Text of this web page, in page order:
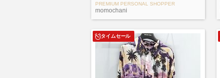
PREMIUM PERSONAL SHOPPER
momochani
タイムセール